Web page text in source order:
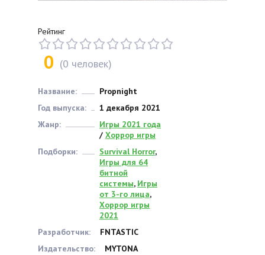
Рейтинг
0 (0 человек)
Название:
Propnight
Год выпуска:
1 декабря 2021
Жанр:
Игры 2021 года
/ Хоррор игры
Подборки:
Survival Horror,
Игры для 64
битной
системы, Игры
от 3-го лица,
Хоррор игры
2021
Разработчик:
FNTASTIC
Издательство:
MYTONA